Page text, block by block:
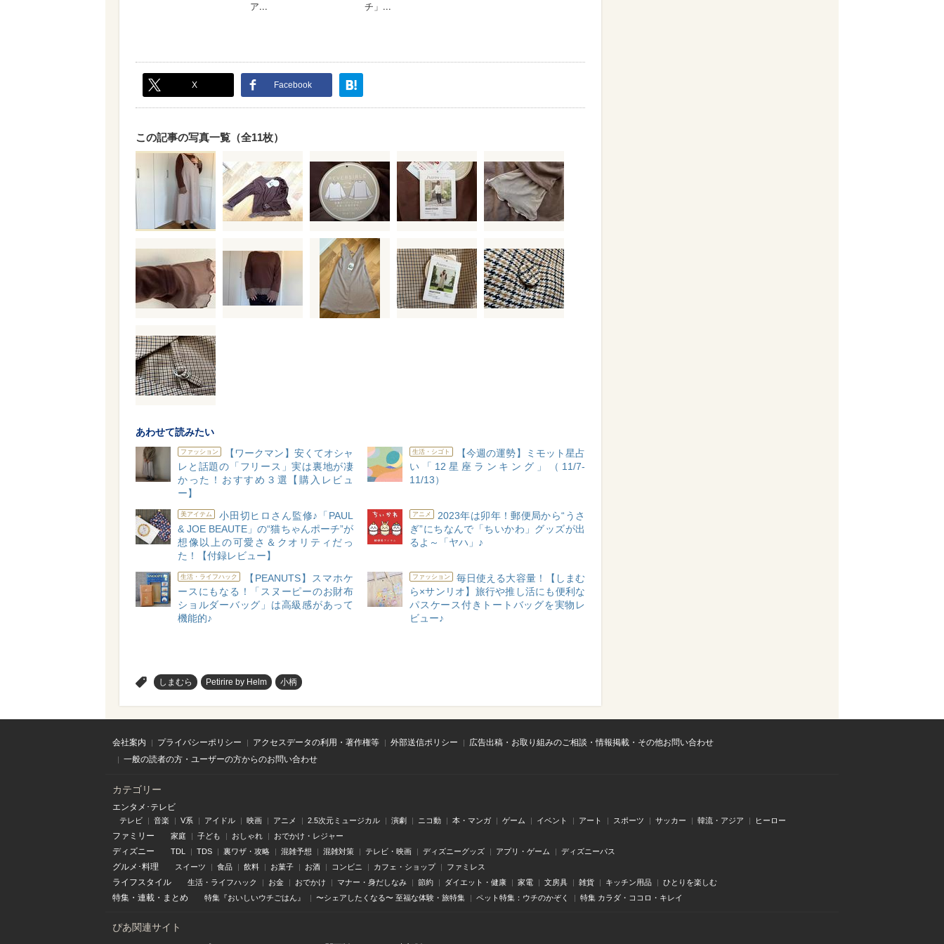
X Facebook
この記事の写真一覧（全11枚）
あわせて読みたい
ファッション
【ワークマン】安くてオシャ
レと話題の「フリース」実は裏地が凄
かった！おすすめ３選【購入レビュ
ー】
生活・シゴト
【今週の運勢】ミモット星占
い「12星座ランキング」（11/7-
11/13）
美アイテム
小田切ヒロさん監修♪「PAUL
& JOE BEAUTE」の“猫ちゃんポーチ”が
想像以上の可愛さ＆クオリティだっ
た！【付録レビュー】
アニメ
2023年は卯年！郵便局から“うさ
ぎ”にちなんで「ちいかわ」グッズが出
るよ～「ヤハ」♪
生活・ライフハック
【PEANUTS】スマホケ
ースにもなる！「スヌーピーのお財布
ショルダーバッグ」は高級感があって
機能的♪
ファッション
毎日使える大容量！【しまむ
ら×サンリオ】旅行や推し活にも便利な
パスケース付きトートバッグを実物レ
ビュー♪
しまむら Petirire by Helm 小柄
会社案内 プライバシーポリシー アクセスデータの利用・著作権等 外部送信ポリシー
広告出稿・お取り組みのご相談・情報掲載・その他お問い合わせ
一般の読者の方・ユーザーの方からのお問い合わせ
カテゴリー
エンタメ･テレビ
テレビ 音楽 V系 アイドル 映画 アニメ 2.5次元ミュージカル 演劇 ニコ動 本・マンガ ゲーム イベント アート スポーツ サッカー 韓流・アジア ヒーロー
ファミリー 家庭 子ども おしゃれ おでかけ・レジャー
ディズニー TDL TDS 裏ワザ・攻略 混雑予想 混雑対策 テレビ・映画 ディズニーグッズ アプリ・ゲーム ディズニーパス
グルメ･料理 スイーツ 食品 飲料 お菓子 お酒 コンビニ カフェ・ショップ ファミレス
ライフスタイル 生活・ライフハック お金 おでかけ マナー・身だしなみ 節約 ダイエット・健康 家電 文房具 雑貨 キッチン用品 ひとりを楽しむ
特集 ・ 連載 ・ まとめ 特集『おいしいウチごはん』 〜シェアしたくなる〜 至福な体験・旅特集 ペット特集：ウチのかぞく 特集 カラダ・ココロ・キレイ
ぴあ関連サイト